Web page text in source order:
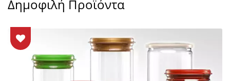
Δημοφιλή Προϊόντα